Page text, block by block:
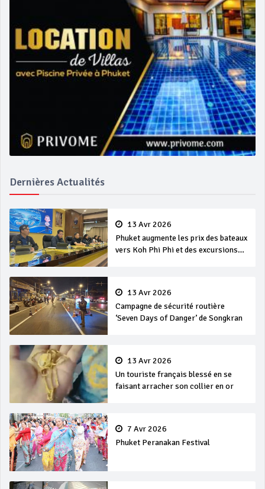
Dernières Actualités
13 Avr 2026
Phuket augmente les prix des bateaux
vers Koh Phi Phi et des excursions
13 Avr 2026
Campagne de sécurité routière
‘Seven Days of Danger’ de Songkran
13 Avr 2026
Un touriste français blessé en se
faisant arracher son collier en or
7 Avr 2026
Phuket Peranakan Festival